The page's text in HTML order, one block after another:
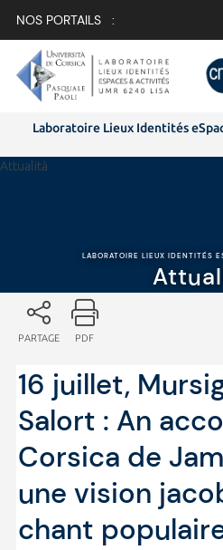
NOS PORTAILS :
Laboratoire Lieux Identités
Attualità
LABORATOIRE LIEUX IDENTITÉS
PARTAGE PDF
16 juillet,
Salort : An
Corsica de
une vision
chant